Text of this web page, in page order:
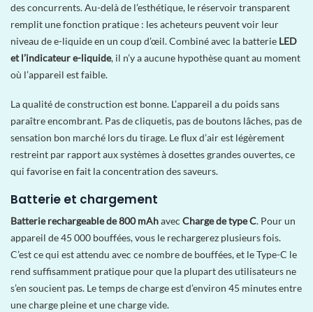
des concurrents. Au-delà de l’esthétique, le réservoir transparent
remplit une fonction pratique : les acheteurs peuvent voir leur
niveau de e-liquide en un coup d’œil. Combiné avec la batterie LED
et l’indicateur e-liquide, il n’y a aucune hypothèse quant au moment
où l’appareil est faible.
La qualité de construction est bonne. L’appareil a du poids sans
paraître encombrant. Pas de cliquetis, pas de boutons lâches, pas de
sensation bon marché lors du tirage. Le flux d’air est légèrement
restreint par rapport aux systèmes à dosettes grandes ouvertes, ce
qui favorise en fait la concentration des saveurs.
Batterie et chargement
Batterie rechargeable de 800 mAhavec Charge de type C. Pour un
appareil de 45 000 bouffées, vous le rechargerez plusieurs fois.
C’est ce qui est attendu avec ce nombre de bouffées, et le Type-C le
rend suffisamment pratique pour que la plupart des utilisateurs ne
s’en soucient pas. Le temps de charge est d’environ 45 minutes entre
une charge pleine et une charge vide.